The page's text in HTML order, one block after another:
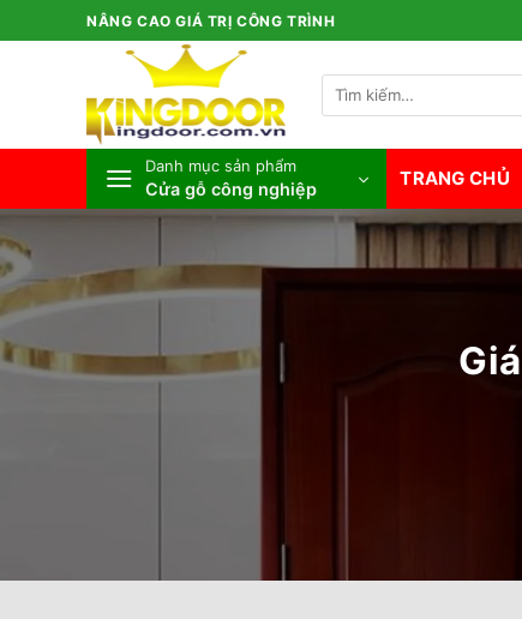
qua
NÂNG CAO GIÁ TRỊ CÔNG TRÌNH
Tìm
kiếm:
Danh mục sản phẩm
Cửa gỗ công nghiệp TRANG CHỦ